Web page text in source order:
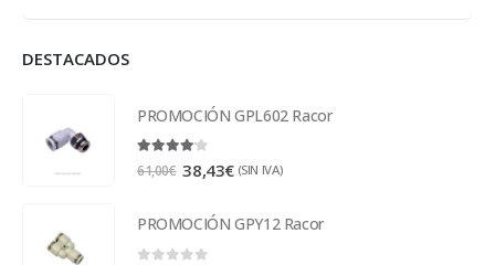
DESTACADOS
PROMOCIÓN GPL602 Racor
4.00out of 5
61,00€ 38,43€ (SIN IVA)
PROMOCIÓN GPY12 Racor